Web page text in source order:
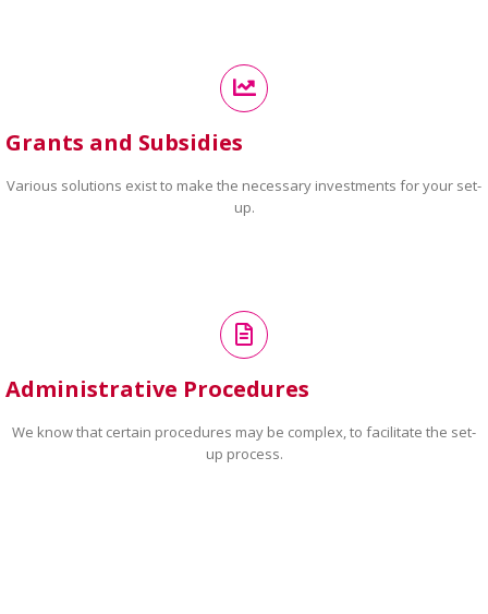
Grants and Subsidies
Various solutions exist to make the necessary investments for your set-
up.
Administrative Procedures
We know that certain procedures may be complex, to facilitate the set-
up process.